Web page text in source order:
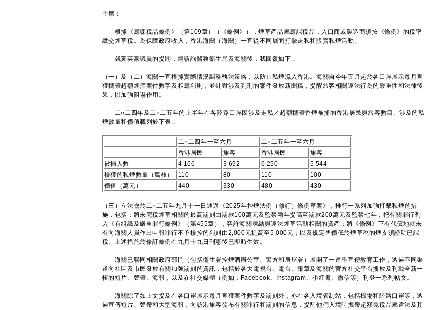
主席︰
根據《應課稅品條例》（第109章）（《條例》），煙草產品屬應課稅品，入口商或製造商須按《條例》的稅率
繳交煙草稅。為保障政府收入，香港海關（海關）一直從不同層面打擊走私和販賣私煙活動。
就黃英豪議員的提問，經諮詢醫務衞生局及海關後，我回覆如下︰
（一）及（二）海關一直根據實際情況調整執法策略，以防止私煙流入香港。海關自今年五月起於各口岸展示每月查
獲攜帶超額煙酒案件數字及相應罰則，並針對涉及判刑的案件發放新聞稿，提醒旅客相關違法行為的嚴重性和法律後
果，以加強阻嚇作用。
二○二四年及二○二五年的上半年在各陸路口岸因涉及走私／超額攜帶香煙被捕的香港居民與旅客數目、涉及的私
煙數量和價值載列於下表︰
二○二四年一至六月
二○二五年一至六月
香港居民
旅客 香港居民
旅客
被捕人數
4 166 3 692 6 250
5 544
檢獲的私煙數量（萬枝）
110 80 110
100
價值（萬元）
440 330 480 430
（三）立法會於二○二五年九月十一日通過《2025年控煙法例（修訂）條例草案》，推行一系列加強打擊私煙的措
施，包括：將未完稅煙草相關的最高罰則由罰款100萬元及監禁兩年提高至罰款200萬元及監禁七年；把有關罪行列
入《有組織及嚴重罪行條例》（第455章），容許海關凍結與違法煙草活動相關的資產；將《條例》下有代價地就未
有向海關人員作出申報罪行不予檢控的罰則由2,000元提高至5,000元；以及規定售價低於煙草稅的煙支須證明已課
稅。上述措施於修訂條例在九月十九日刊憲後已即時生效。
海關已聯同相關政府部門（包括衞生署控煙酒辦公室、警方和房屋署）展開了一連串宣傳教育工作，透過不同渠
道向社區及市民發放有關加強罰則的資訊，包括於各大電視台、電台、報章及海關的官方社交平台播放及刊載全新一
輯的短片、聲帶、海報，以及在社交媒體（例如：Facebook、Instagram、小紅書、微信等）刊登一系列帖文。
海關除了如上文提及在各口岸展示每月查獲案件數字及罰則外，亦在各入境管制站，包括機場和陸路口岸等，透
過宣傳短片、聲帶和大型海報，向訪港旅客發布有關罪行和罰則的信息，提醒他們入境時攜帶超額免稅品屬違法及其